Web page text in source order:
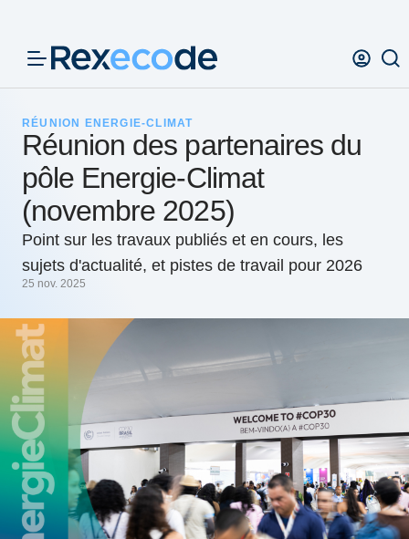
RÉUNION ENERGIE-CLIMAT
Réunion des partenaires du
pôle Energie-Climat
(novembre 2025)
Point sur les travaux publiés et en cours, les
sujets d'actualité, et pistes de travail pour 2026
25 nov. 2025